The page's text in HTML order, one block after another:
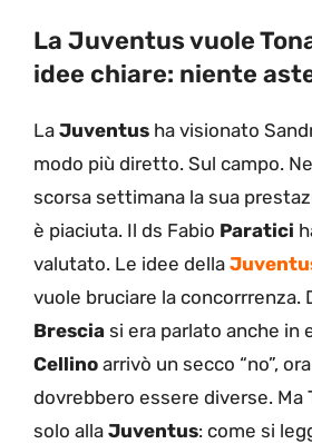
La Juventus vuole
idee chiare: niente
La Juventus ha visionato
modo più diretto. Sul campo.
scorsa settimana la sua
è piaciuta. Il ds Fabio Paratici
valutato. Le idee della
vuole bruciare la concorrrenza.
Brescia si era parlato anche in
Cellino arrivò un secco “no”,
dovrebbero essere diverse. Ma
solo alla Juventus: come si